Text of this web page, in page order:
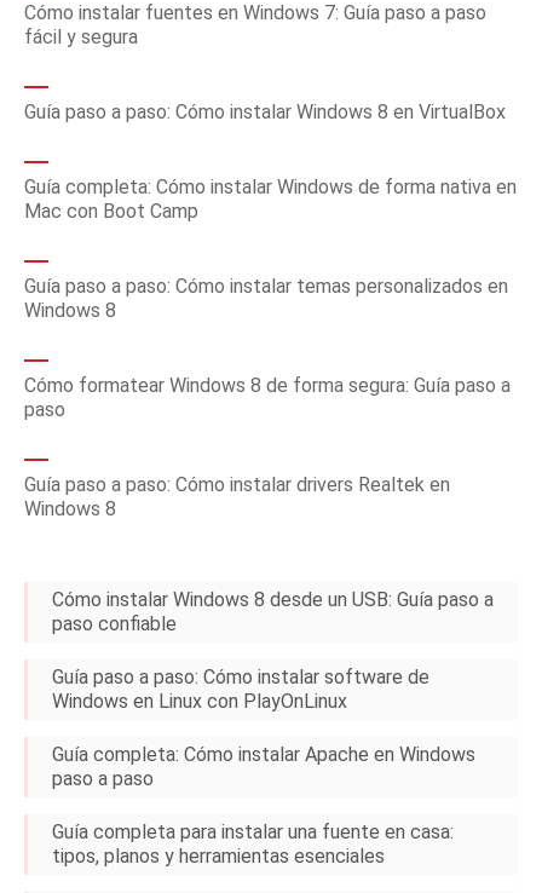
Cómo instalar fuentes en Windows 7: Guía paso a paso
fácil y segura
Guía paso a paso: Cómo instalar Windows 8 en VirtualBox
Guía completa: Cómo instalar Windows de forma nativa en
Mac con Boot Camp
Guía paso a paso: Cómo instalar temas personalizados en
Windows 8
Cómo formatear Windows 8 de forma segura: Guía paso a
paso
Guía paso a paso: Cómo instalar drivers Realtek en
Windows 8
Cómo instalar Windows 8 desde un USB: Guía paso a
paso confiable
Guía paso a paso: Cómo instalar software de
Windows en Linux con PlayOnLinux
Guía completa: Cómo instalar Apache en Windows
paso a paso
Guía completa para instalar una fuente en casa:
tipos, planos y herramientas esenciales